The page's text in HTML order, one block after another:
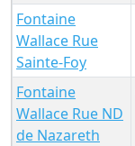
Fontaine
Wallace Rue
Sainte-Foy
Fontaine
Wallace Rue ND
de Nazareth